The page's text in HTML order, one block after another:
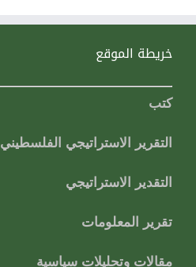
خريطة الموقع
كتب
التقرير الاستراتيجي الفلسطيني
التقدير الاستراتيجي
تقرير المعلومات
مقالات وتحليلات سياسية